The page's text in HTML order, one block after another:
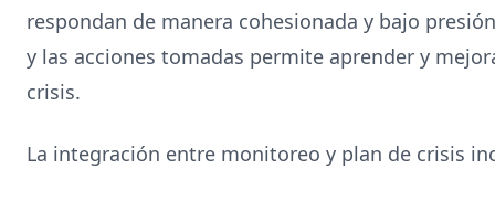
respondan de manera cohesionada y bajo
y las acciones tomadas permite aprender y
crisis.
La integración entre monitoreo y plan de crisis